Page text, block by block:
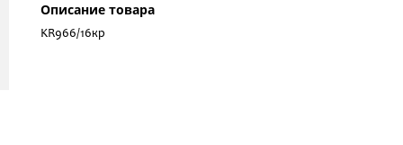
Описание товара
KR966/16кр